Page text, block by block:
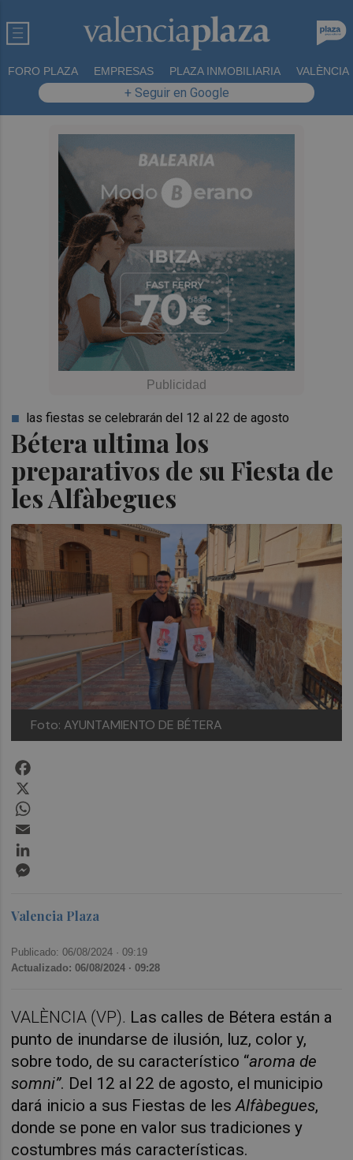
FORO PLAZA EMPRESAS PLAZA INMOBILIARIA VALÈNCIA
+ Seguir en Google
Bétera ultima los
preparativos de su Fiesta de
les Alfàbegues
las fiestas se celebrarán del 12 al 22 de agosto
Foto: AYUNTAMIENTO DE BÉTERA
Valencia Plaza
Publicado: 06/08/2024 ·09:19
Actualizado: 06/08/2024 · 09:28
VALÈNCIA (VP). Las calles de Bétera están a
punto de inundarse de ilusión, luz, color y,
sobre todo, de su característico “aroma de
somni”. Del 12 al 22 de agosto, el municipio
dará inicio a sus Fiestas de lesAlfàbegues,
donde se pone en valor sus tradiciones y
costumbres más características.